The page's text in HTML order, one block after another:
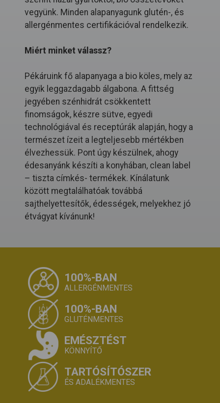
vegyünk. Minden alapanyagunk glutén-, és
allergénmentes certifikációval rendelkezik.
Miért minket válassz?
Pékáruink fő alapanyaga a bio köles, mely az
egyik leggazdagabb álgabona. A fittség
jegyében szénhidrát csökkentett
finomságok, készre sütve, egyedi
technológiával és receptúrák alapján, hogy a
természet ízeit a legteljesebb mértékben
élvezhessük. Pont úgy készülnek, ahogy
édesanyánk készíti a konyhában, clean label
– tiszta címkés- termékek. Kínálatunk
között megtalálhatóak továbbá
sajthelyettesítők, édességek, melyekhez jó
étvágyat kívánunk!
100%-BAN
ALLERGÉNMENTES
100%-BAN
GLUTÉNMENTES
EMÉSZTÉST
KÖNNYÍTŐ
TARTÓSÍTÓSZER
ÉS ADALÉKMENTES